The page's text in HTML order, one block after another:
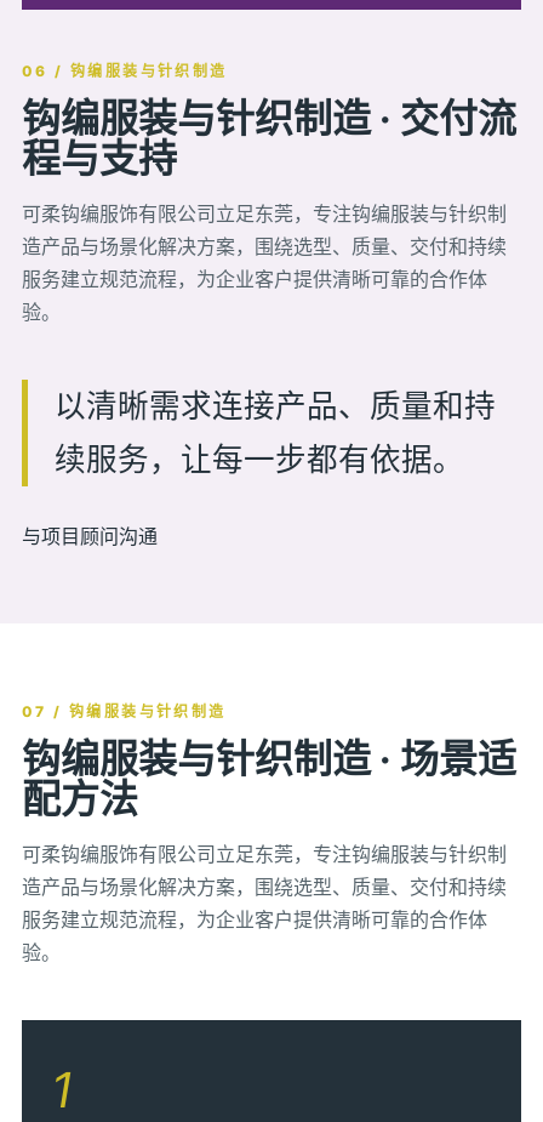
06 / 钩编服装与针织制造
钩编服装与针织制造 · 交付流
程与支持
可柔钩编服饰有限公司立足东莞，专注钩编服装与针织制
造产品与场景化解决方案，围绕选型、质量、交付和持续
服务建立规范流程，为企业客户提供清晰可靠的合作体
验。
以清晰需求连接产品、质量和持
续服务，让每一步都有依据。
与项目顾问沟通
07 / 钩编服装与针织制造
钩编服装与针织制造 · 场景适
配方法
可柔钩编服饰有限公司立足东莞，专注钩编服装与针织制
造产品与场景化解决方案，围绕选型、质量、交付和持续
服务建立规范流程，为企业客户提供清晰可靠的合作体
验。
1